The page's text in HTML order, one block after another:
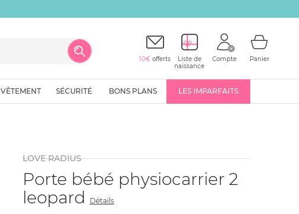
10€ offerts
Liste de
naissance
Compte Panier
VÊTEMENT SÉCURITÉ BONS PLANS LES IMPARFAITS
LOVE RADIUS
Porte bébé physiocarrier 2
leopard
Détails